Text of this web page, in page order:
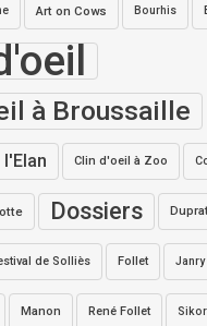
Art on Cows Bourhis
à Broussaille
Clin d'oeil à Zoo
Dossiers
de Solliès Follet Janry
Manon René Follet